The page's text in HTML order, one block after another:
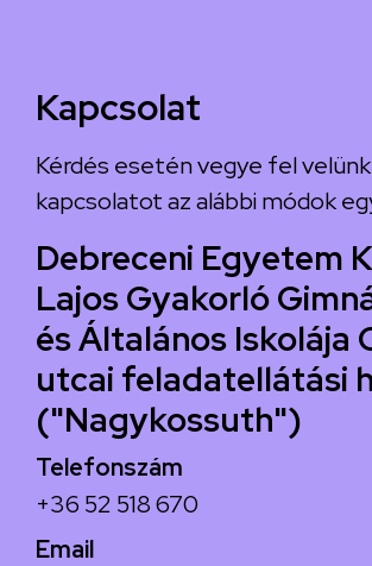
Kapcsolat
Kérdés esetén vegye fel
kapcsolatot az alábbi módok
Debreceni Egyetem
Lajos Gyakorló
és Általános Iskolája
utcai feladatellátási
("Nagykossuth")
Telefonszám
+36 52 518 670
Email